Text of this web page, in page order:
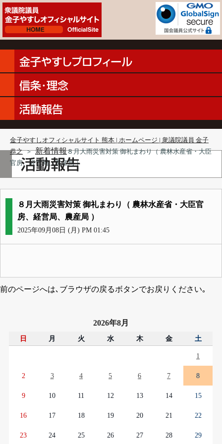
金子やすしオフィシャルサイト 熊本 | ホームページ | 衆議院議員 金子
恭之 ＞ 新着情報８月大雨災害対策 御礼まわり（ 農林水産省・大臣
官房、経営局、農産局 ）
８月大雨災害対策 御礼まわり（ 農林水産省・大臣官
房、経営局、農産局 ）
2025年09月08日 (月) PM 01:45
前のページへは､ブラウザの戻るボタンでお戻りください｡
2026年8月
日 月 火 水 木 金 土
1
2 3 4 5 6 7 8
9 10 11 12 13 14 15
16 17 18 19 20 21 22
23 24 25 26 27 28 29